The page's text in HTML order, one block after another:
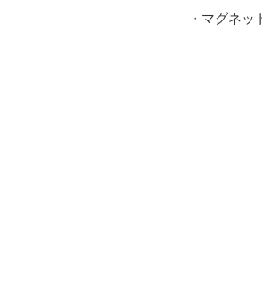
・マグネッ